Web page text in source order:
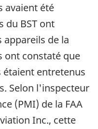
avaient été
du BST ont
de la
constaté que
étaient entretenus
Selon l'inspecteur
(PMI) de la FAA
Inc., cette